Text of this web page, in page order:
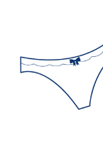
每筆NT$70，滿
每筆NT$70，滿
每筆NT$70，滿